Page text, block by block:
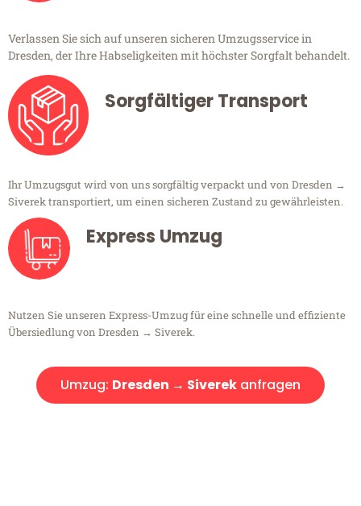
Verlassen Sie sich auf unseren sicheren Umzugsservice in
Dresden, der Ihre Habseligkeiten mit höchster Sorgfalt behandelt.
Sorgfältiger Transport
Ihr Umzugsgut wird von uns sorgfältig verpackt und von Dresden →
Siverek transportiert, um einen sicheren Zustand zu gewährleisten.
Express Umzug
Nutzen Sie unseren Express-Umzug für eine schnelle und effiziente
Übersiedlung von Dresden → Siverek.
Umzug: Dresden → Siverek anfragen